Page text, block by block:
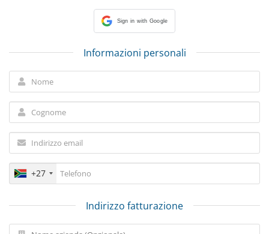
Sign in with Google
Informazioni personali
+27
Indirizzo fatturazione